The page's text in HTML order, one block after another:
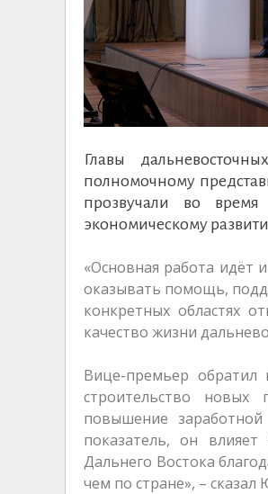
Главы
полномочному
прозвучали во
экономическому
«Основная работа идёт
оказывать помощь,
конкретных областях
качество жизни
Вице-премьер обратил
строительство новых
повышение
показатель, он
Дальнего Востока
чем по стране», –